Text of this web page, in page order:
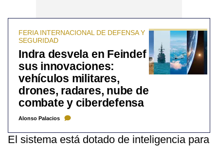
FERIA INTERNACIONAL DE DEFENSA Y
SEGURIDAD
Indra desvela en Feindef
sus innovaciones:
vehículos militares,
drones, radares, nube de
combate y ciberdefensa
Alonso Palacios
El sistema está dotado de inteligencia para